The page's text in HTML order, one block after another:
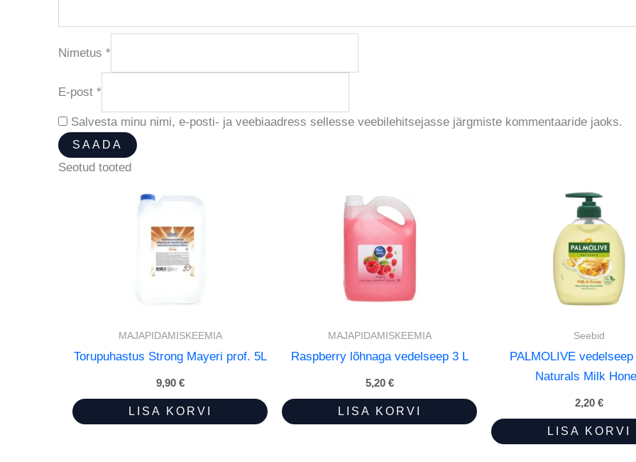
Nimetus *
E-post *
Salvesta minu nimi, e-posti- ja veebiaadress sellesse veebilehitsejasse järgmiste kommentaaride jaoks.
Seotud tooted
MAJAPIDAMISKEEMIA
Torupuhastus Strong Mayeri prof. 5L
9,90 €
LISA KORVI
MAJAPIDAMISKEEMIA
Raspberry lõhnaga vedelseep 3 L
5,20 €
LISA KORVI
Seebid
PALMOLIVE
Naturals Milk
2,20 €
LISA KORVI